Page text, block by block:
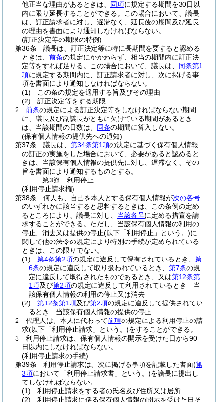
他正当な理由があるときは、 同項に規定する期間を30日以
内に限り延長することができる。
この場合において、議長
は、訂正請求者に対し、遅滞なく、延長後の期間及び延長
の理由を書面により通知しなければならない。
(訂正決定等の期限の特例)
第36条
議長は、訂正決定等に特に長期間を要すると認める
ときは、 前条の規定にかかわらず、相当の期間内に訂正決
定等をすれば足りる。
この場合において、議長は、 同条第1
項に規定する期間内に、訂正請求者に対し、次に掲げる事
項を書面により通知しなければならない。
(1)
この条の規定を適用する旨及びその理由
(2)
訂正決定等をする期限
2
前条の規定による訂正決定等をしなければならない期間
に、議長及び副議長がともに欠けている期間があるとき
は、当該期間の日数は、 同条の期間に算入しない。
(保有個人情報の提供先への通知)
第37条
議長は、 第34条第1項の決定に基づく保有個人情報
の訂正の実施をした場合において、必要があると認めると
きは、当該保有個人情報の提供先に対し、遅滞なく、その
旨を書面により通知するものとする。
第3節
利用停止
(利用停止請求権)
第38条
何人も、自己を本人とする保有個人情報が次の各号
のいずれかに該当すると思料するときは、この条例の定め
るところにより、議長に対し、 当該各号に定める措置を請
求することができる。 ただし、当該保有個人情報の利用の
停止、消去又は提供の停止(以下「利用停止」という。)に
関して他の法令の規定により特別の手続が定められている
ときは、この限りでない。
(1)
第4条第2項の規定に違反して保有されているとき、 第
6条の規定に違反して取り扱われているとき、 第7条の規
定に違反して取得されたものであるとき、又は第12条第
1項及び第2項の規定に違反して利用されているとき 当
該保有個人情報の利用の停止又は消去
(2)
第12条第1項及び第2項の規定に違反して提供されてい
るとき 当該保有個人情報の提供の停止
2
代理人は、本人に代わって前項の規定による利用停止の請
求(以下「利用停止請求」という。)をすることができる。
3
利用停止請求は、保有個人情報の開示を受けた日から90
日以内にしなければならない。
(利用停止請求の手続)
第39条
利用停止請求は、次に掲げる事項を記載した書面(第
3項において「利用停止請求書」という。)を議長に提出し
てしなければならない。
(1)
利用停止請求をする者の氏名及び住所又は居所
(2)
利用停止請求に係る保有個人情報の開示を受けた日そ